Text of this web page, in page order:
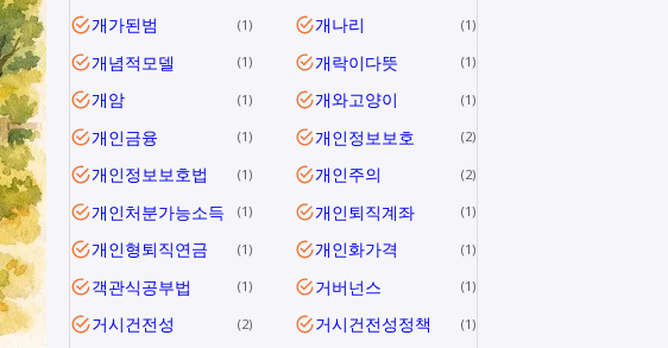
개가된범 1 개나리 1
개념적모델 1 개락이다뜻 1
개암 1 개와고양이 1
개인금융 1 개인정보보호 2
개인정보보호법 1 개인주의 2
개인처분가능소득 1 개인퇴직계좌 1
개인형퇴직연금 1 개인화가격 1
객관식공부법 1 거버넌스 1
거시건전성 2 거시건전성정책 1